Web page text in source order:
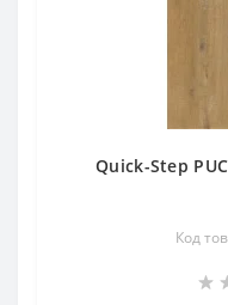
Quick-Step
Код